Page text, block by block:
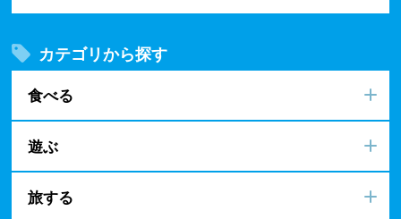
カテゴリから探す
食べる
遊ぶ
旅する